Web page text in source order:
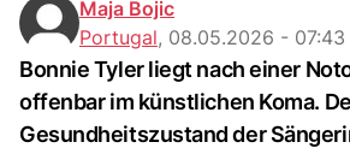
Maja Bojic
Portugal, 08.05.2026 - 07:43
Bonnie Tyler liegt nach einer
offenbar im künstlichen Koma.
Gesundheitszustand der